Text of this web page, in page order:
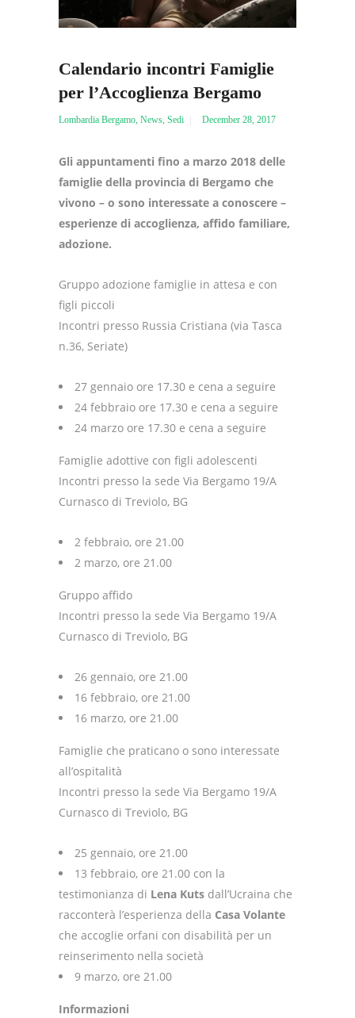
Calendario incontri Famiglie
per l’Accoglienza Bergamo
Lombardia Bergamo News Sedi December 28, 2017
Gli appuntamenti fino a marzo 2018 delle
famiglie della provincia di Bergamo che
vivono – o sono interessate a conoscere –
esperienze di accoglienza, affido familiare,
adozione.
Gruppo adozione famiglie in attesa e con
figli piccoli
Incontri presso Russia Cristiana (via Tasca
n.36, Seriate)
27 gennaio ore 17.30 e cena a seguire
24 febbraio ore 17.30 e cena a seguire
24 marzo ore 17.30 e cena a seguire
Famiglie adottive con figli adolescenti
Incontri presso la sede Via Bergamo 19/A
Curnasco di Treviolo, BG
2 febbraio, ore 21.00
2 marzo, ore 21.00
Gruppo affido
Incontri presso la sede Via Bergamo 19/A
Curnasco di Treviolo, BG
26 gennaio, ore 21.00
16 febbraio, ore 21.00
16 marzo, ore 21.00
Famiglie che praticano o sono interessate
all’ospitalità
Incontri presso la sede Via Bergamo 19/A
Curnasco di Treviolo, BG
25 gennaio, ore 21.00
13 febbraio, ore 21.00 con la
testimonianza di Lena Kuts dall’Ucraina che
racconterà l’esperienza della Casa Volante
che accoglie orfani con disabilità per un
reinserimento nella società
9 marzo, ore 21.00
Informazioni